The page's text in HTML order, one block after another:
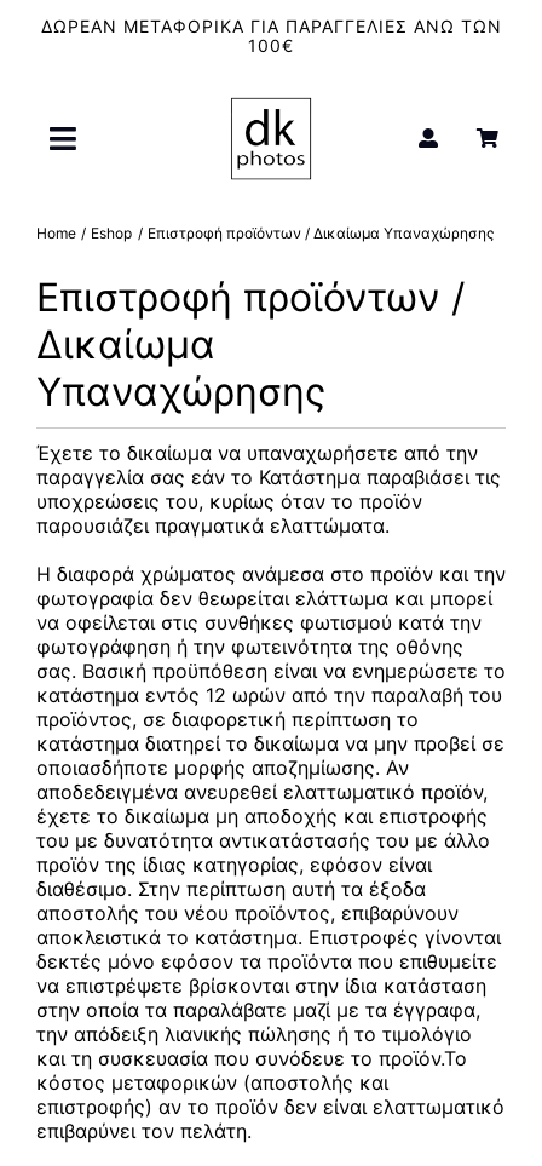
ΔΩΡΕΑΝ ΜΕΤΑΦΟΡΙΚΑ ΓΙΑ ΠΑΡΑΓΓΕΛΙΕΣ ΑΝΩ ΤΩΝ
100€
Toggle
Αρχική
Μπλουζάκια – T-Shirt
Καμβάδες
Κούπες
Φιλμ
DKPhotos.gr
Επικοινωνία
Home Eshop Επιστροφή προϊόντων / Δικαίωμα Υπαναχώρησης
Επιστροφή προϊόντων /
Δικαίωμα
Υπαναχώρησης
Έχετε το δικαίωμα να υπαναχωρήσετε από την
παραγγελία σας εάν το Κατάστημα παραβιάσει τις
υποχρεώσεις του, κυρίως όταν το προϊόν
παρουσιάζει πραγματικά ελαττώματα.
Η διαφορά χρώματος ανάμεσα στο προϊόν και την
φωτογραφία δεν θεωρείται ελάττωμα και μπορεί
να οφείλεται στις συνθήκες φωτισμού κατά την
φωτογράφηση ή την φωτεινότητα της οθόνης
σας. Βασική προϋπόθεση είναι να ενημερώσετε το
κατάστημα εντός 12 ωρών από την παραλαβή του
προϊόντος, σε διαφορετική περίπτωση το
κατάστημα διατηρεί το δικαίωμα να μην προβεί σε
οποιασδήποτε μορφής αποζημίωσης. Αν
αποδεδειγμένα ανευρεθεί ελαττωματικό προϊόν,
έχετε το δικαίωμα μη αποδοχής και επιστροφής
του με δυνατότητα αντικατάστασής του με άλλο
προϊόν της ίδιας κατηγορίας, εφόσον είναι
διαθέσιμο. Στην περίπτωση αυτή τα έξοδα
αποστολής του νέου προϊόντος, επιβαρύνουν
αποκλειστικά το κατάστημα. Επιστροφές γίνονται
δεκτές μόνο εφόσον τα προϊόντα που επιθυμείτε
να επιστρέψετε βρίσκονται στην ίδια κατάσταση
στην οποία τα παραλάβατε μαζί με τα έγγραφα,
την απόδειξη λιανικής πώλησης ή το τιμολόγιο
και τη συσκευασία που συνόδευε το προϊόν.Το
κόστος μεταφορικών (αποστολής και
επιστροφής) αν το προϊόν δεν είναι ελαττωματικό
επιβαρύνει τον πελάτη.